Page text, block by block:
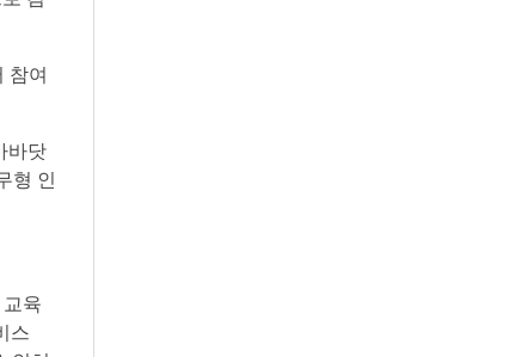
참여
바닷
형 인
육
스